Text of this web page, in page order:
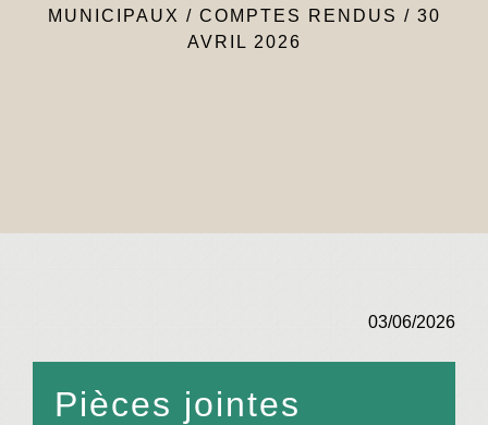
MUNICIPAUX / COMPTES RENDUS / 30
AVRIL 2026
03/06/2026
Pièces jointes